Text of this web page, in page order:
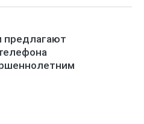
предлагают